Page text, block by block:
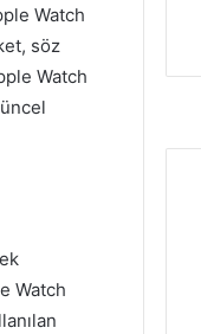
Watch
söz
Watch
Watch